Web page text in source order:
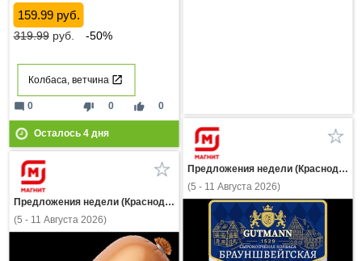
159.99 руб.
319.99руб. -50%
Колбаса, ветчина
thumb_down 0 thumb_up 0
mode_comment 0
Осталось 4дня
Предложения недели (Краснодарский край)
(5 - 11 Августа 2026)
Предложения недели (Краснодарский край)
(5 - 11 Августа 2026)